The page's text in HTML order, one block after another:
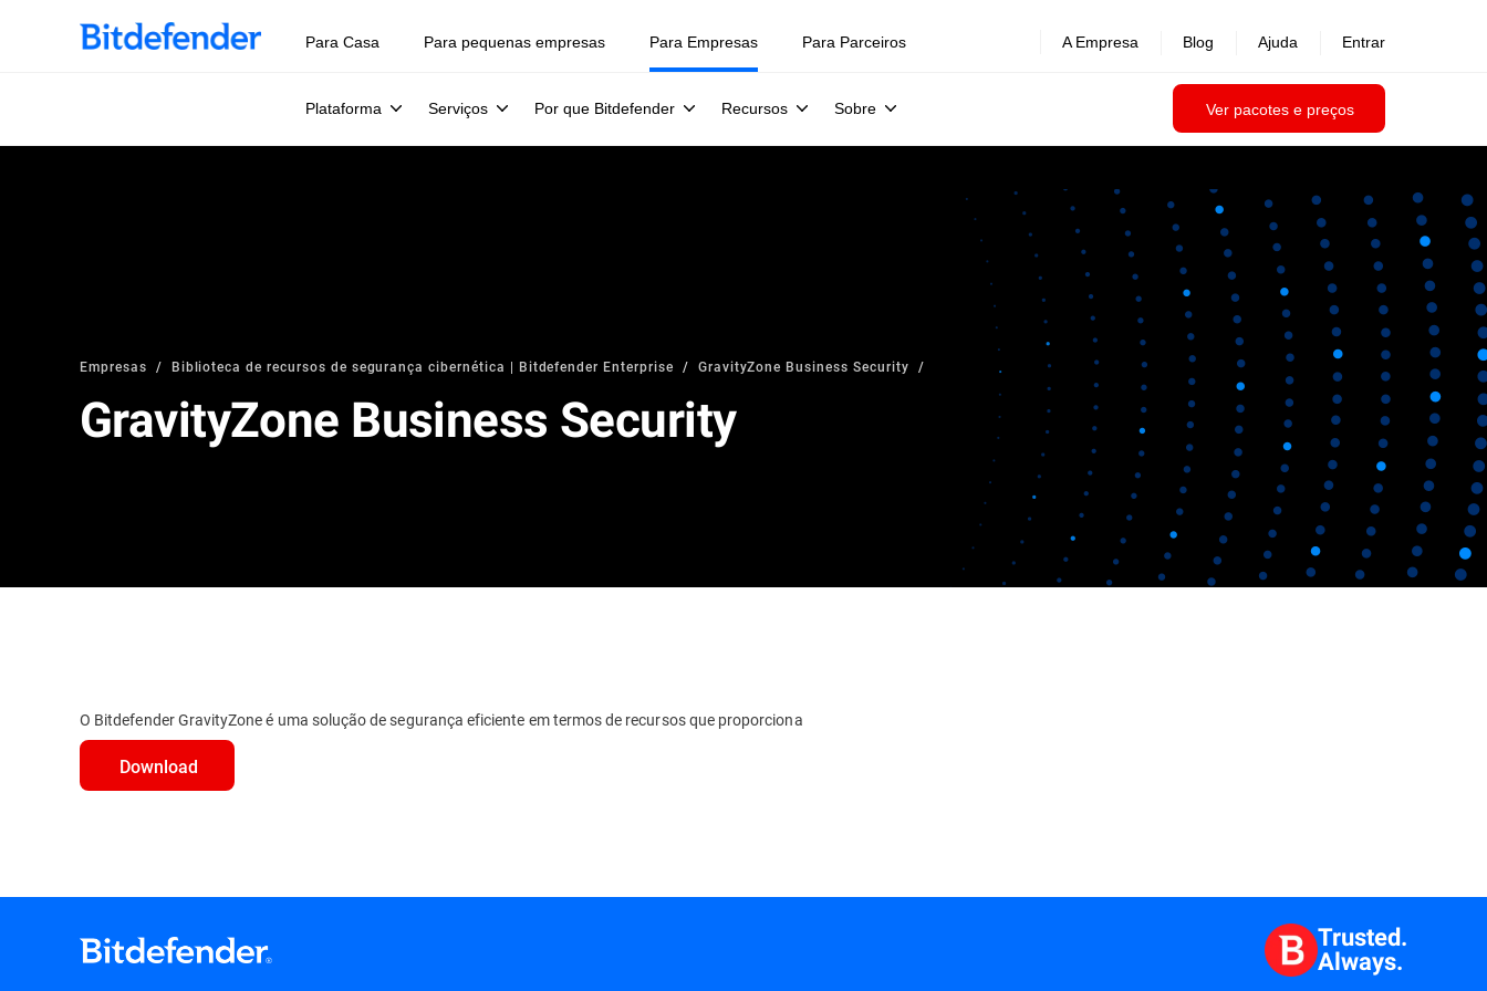
Para Casa Para pequenas empresas Para Empresas
Plataforma Serviços Por que Bitdefender Recursos Sobre Ver pacotes e preços
Para Parceiros A Empresa Blog Ajuda Entrar
Empresas Biblioteca de recursos de segurança cibernética | Bitdefender Enterprise GravityZone Business Security
GravityZone Business Security
O Bitdefender GravityZone é uma solução de segurança eficiente em termos de recursos que proporciona
Download
Trusted.
Always.